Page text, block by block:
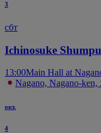
3
сбт
Ichinosuke
13:00Main Hall at
Nagano, Nagano-
окт.
4